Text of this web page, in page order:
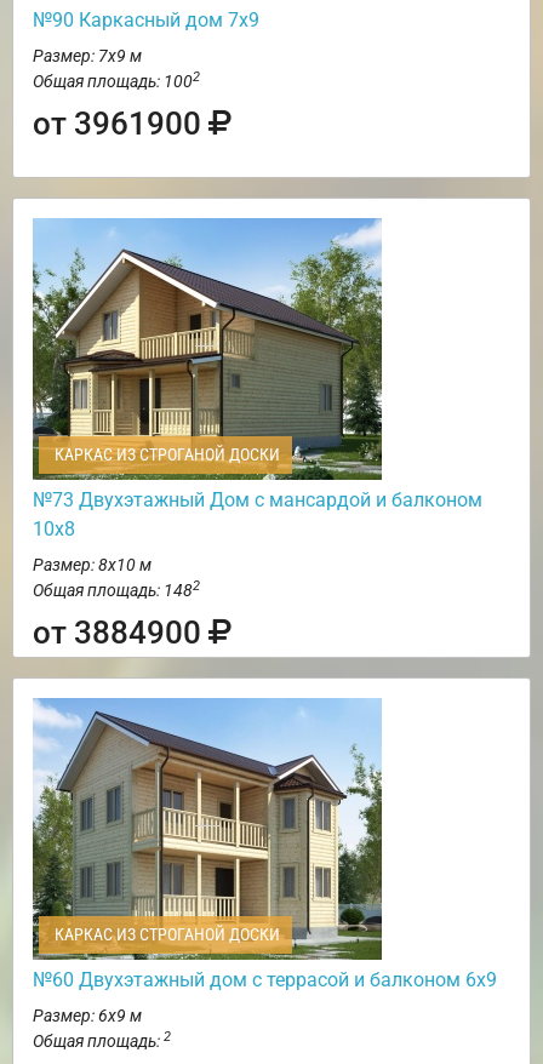
№90 Каркасный дом 7х9
Размер: 7х9 м
Общая площадь: 1002
от 3961900
КАРКАС ИЗ СТРОГАНОЙ ДОСКИ
№73 Двухэтажный Дом с мансардой и балконом
10х8
Размер: 8х10 м
Общая площадь: 1482
от 3884900
КАРКАС ИЗ СТРОГАНОЙ ДОСКИ
№60 Двухэтажный дом с террасой и балконом 6х9
Размер: 6х9 м
Общая площадь: 2